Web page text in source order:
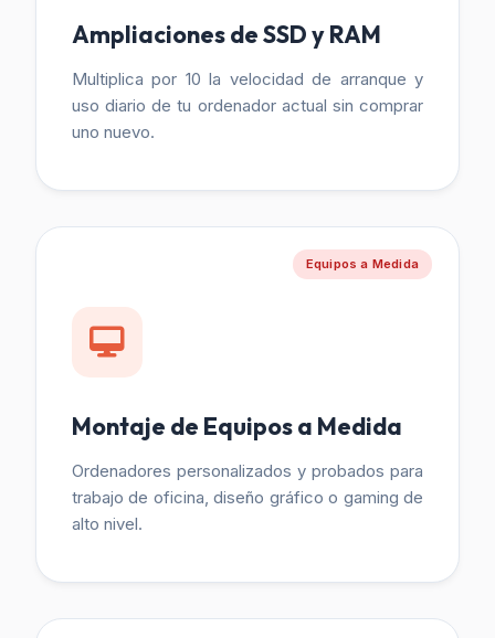
Ampliaciones de SSD y RAM
Multiplica por 10 la velocidad de arranque y
uso diario de tu ordenador actual sin comprar
uno nuevo.
Equipos a Medida
Montaje de Equipos a Medida
Ordenadores personalizados y probados para
trabajo de oficina, diseño gráfico o gaming de
alto nivel.